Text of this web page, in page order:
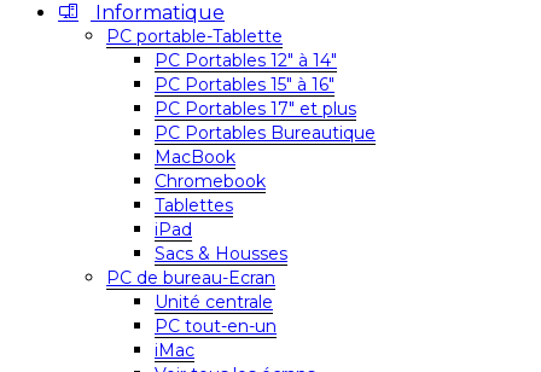
Informatique
PC portable-Tablette
PC Portables 12″ à 14″
PC Portables 15″ à 16″
PC Portables 17″ et plus
PC Portables Bureautique
MacBook
Chromebook
Tablettes
iPad
Sacs & Housses
PC de bureau-Ecran
Unité centrale
PC tout-en-un
iMac